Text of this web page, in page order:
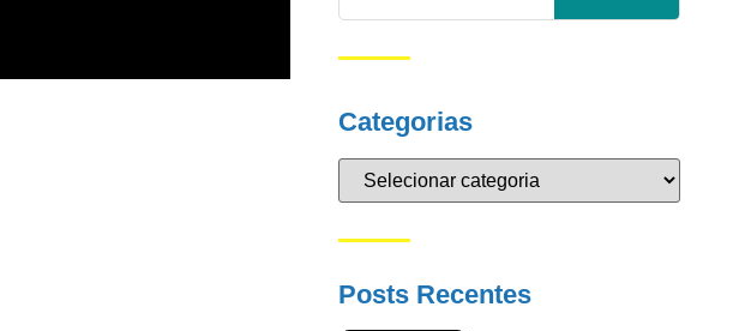
Categorias
Posts Recentes